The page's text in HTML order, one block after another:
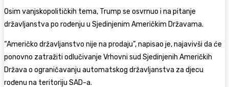
Osim vanjskopolitičkih tema, Trump se osvrnuo i na pitanje
državljanstva po rođenju u Sjedinjenim Američkim Državama.
“Američko državljanstvo nije na prodaju”, napisao je, najavivši da će
ponovno zatražiti odlučivanje Vrhovni sud Sjedinjenih Američkih
Država o ograničavanju automatskog državljanstva za djecu
rođenu na teritoriju SAD-a.